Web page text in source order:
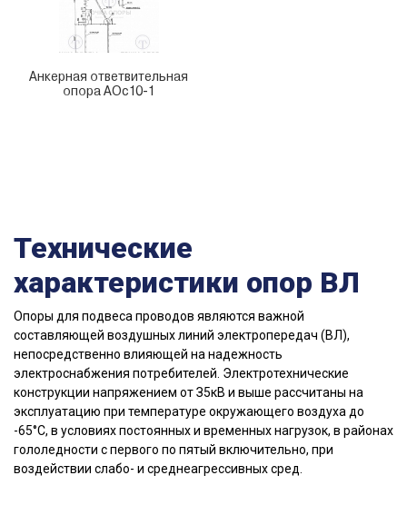
Анкерная ответвительная
опора АОс10-1
Технические
характеристики опор ВЛ
Опоры для подвеса проводов являются важной
составляющей воздушных линий электропередач (ВЛ),
непосредственно влияющей на надежность
электроснабжения потребителей. Электротехнические
конструкции напряжением от З5кB и выше рассчитаны на
эксплуатацию при температуре окружающего воздуха до
-65°C, в условиях постоянных и временных нагрузок, в районах
гололедности с первого по пятый включительно, при
воздействии слабо- и среднеагрессивных сред.